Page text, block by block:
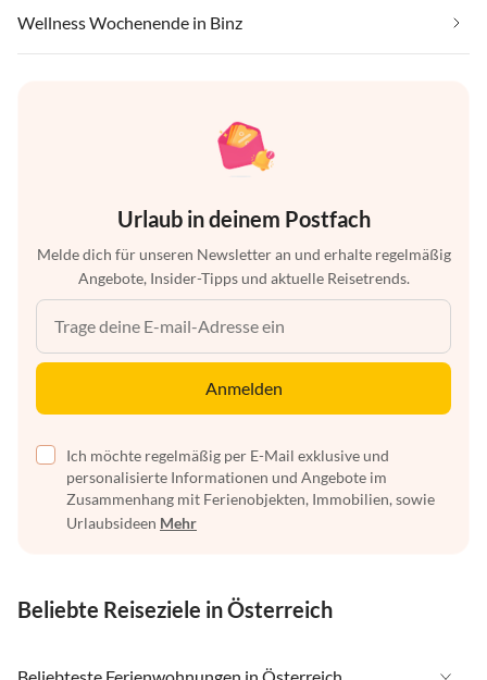
Wellness Wochenende in Binz
Urlaub in deinem Postfach
Melde dich für unseren Newsletter an und erhalte regelmäßig
Angebote, Insider-Tipps und aktuelle Reisetrends.
Anmelden
Ich möchte regelmäßig per E-Mail exklusive und
personalisierte Informationen und Angebote im
Zusammenhang mit Ferienobjekten, Immobilien, sowie
Urlaubsideen Mehr
Beliebte Reiseziele in Österreich
Beliebteste Ferienwohnungen in Österreich